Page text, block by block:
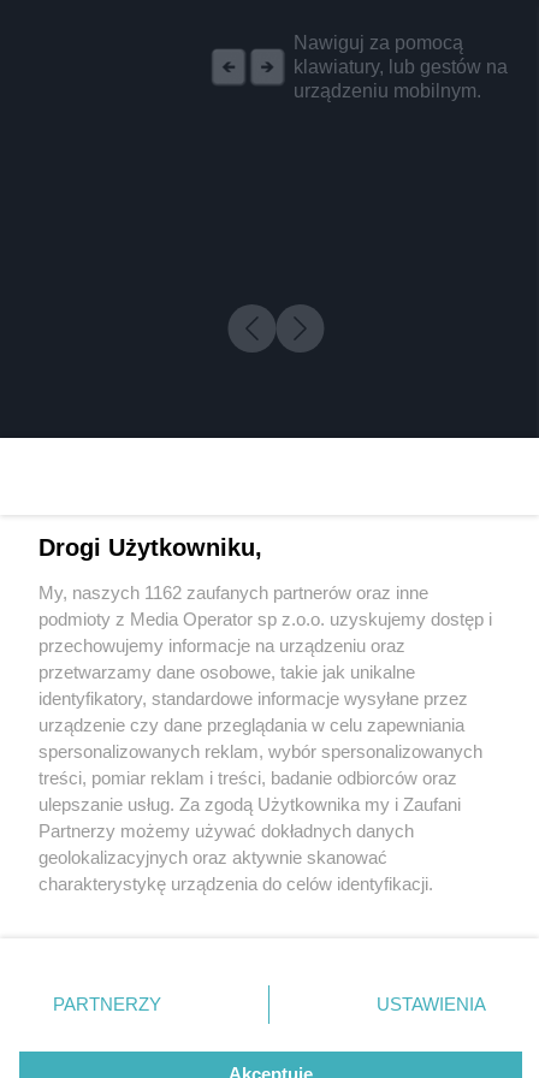
Nawiguj za pomocą
klawiatury, lub gestów na
urządzeniu mobilnym.
1 / 0
Wydawca mediów lokalnych
Nie zapomnij
zapoznać się z:
polityką prywatności regulamin korzystania z portali
Twojemiasto
Piekary Śląskie
Chorzów
Tarnowskie Góry
Gliwice
Skontakuj sięz nami
Kontakt
Wydawca
Redakcja
Drogi Użytkowniku,
My, naszych 1162 zaufanych partnerów oraz inne
podmioty z Media Operator sp z.o.o. uzyskujemy dostęp i
przechowujemy informacje na urządzeniu oraz
przetwarzamy dane osobowe, takie jak unikalne
identyfikatory, standardowe informacje wysyłane przez
urządzenie czy dane przeglądania w celu zapewniania
spersonalizowanych reklam, wybór spersonalizowanych
treści, pomiar reklam i treści, badanie odbiorców oraz
ulepszanie usług. Za zgodą Użytkownika my i Zaufani
Partnerzy możemy używać dokładnych danych
geolokalizacyjnych oraz aktywnie skanować
charakterystykę urządzenia do celów identyfikacji.
zmienić/wycofać klikając przycisk ustawień prywatności
znajdujący się w lewym dolnym rogu strony
rodzaje przetwarzania danych nie wymagają zgody
użytkownika, ale masz prawo sprzeciwić się takiemu
PARTNERZY USTAWIENIA
Akceptuję